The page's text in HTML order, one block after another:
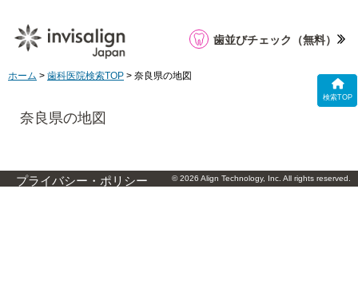
検索TOP
歯並びチェック （無料）
ホーム > 歯科医院検索TOP > 奈良県の地図
奈良県の地図
プライバシー・ポリシー © 2026 Align Technology, Inc. All rights reserved.